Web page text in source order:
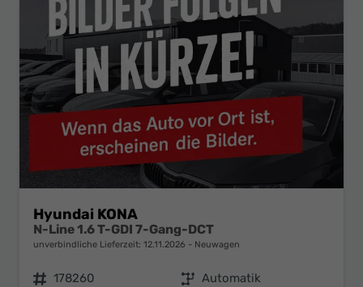
Hyundai KONA
N-Line 1.6 T-GDI 7-Gang-DCT
unverbindliche Lieferzeit: 12.11.2026 Neuwagen
Fahrzeugnr. 178260 Getriebe Automatik